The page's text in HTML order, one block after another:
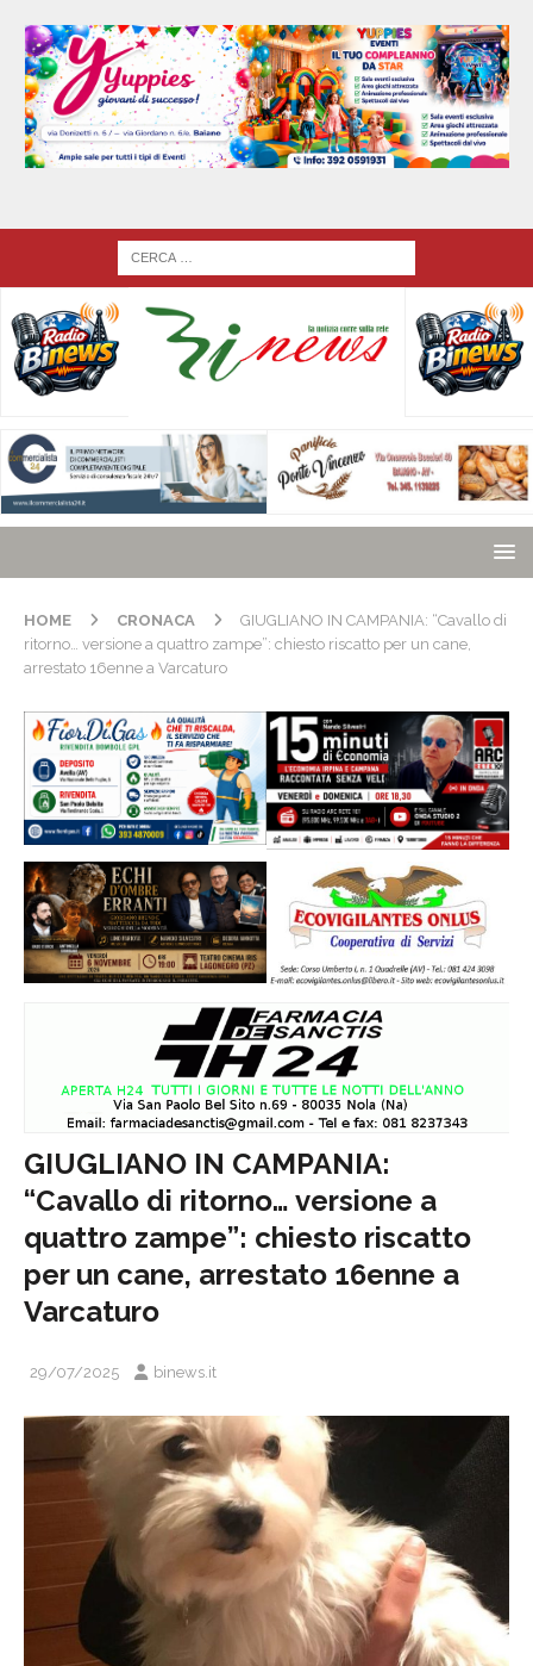
HOME CRONACA
GIUGLIANO IN CAMPANIA: “Cavallo di
ritorno… versione a quattro zampe”: chiesto riscatto per un cane,
arrestato 16enne a Varcaturo
GIUGLIANO IN CAMPANIA:
“Cavallo di ritorno… versione a
quattro zampe”: chiesto riscatto
per un cane, arrestato 16enne a
Varcaturo
29/07/2025 binews.it